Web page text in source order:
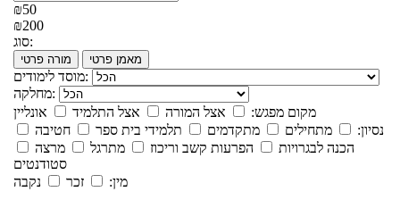
₪50
₪200
סוג:
מורה פרטי מאמן פרטי
מוסד לימודים:
מחלקה:
מקום מפגש:
אצל המורה אצל התלמיד
אונליין
נסיון:
מתחילים מתקדמים תלמידי בית ספר
חטיבה
הכנה לבגרויות
הפרעות קשב וריכוז מתרגל
מרצה
סטודנטים
מין:
זכר נקבה